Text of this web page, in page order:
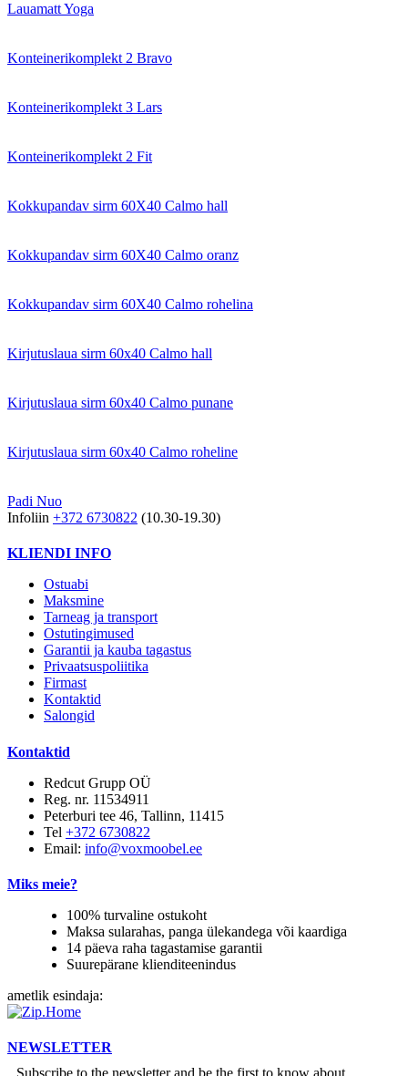
Lauamatt Yoga
Konteinerikomplekt 2 Bravo
Konteinerikomplekt 3 Lars
Konteinerikomplekt 2 Fit
Kokkupandav sirm 60X40 Calmo hall
Kokkupandav sirm 60X40 Calmo oranz
Kokkupandav sirm 60X40 Calmo rohelina
Kirjutuslaua sirm 60x40 Calmo hall
Kirjutuslaua sirm 60x40 Calmo punane
Kirjutuslaua sirm 60x40 Calmo roheline
Padi Nuo
Infoliin +372 6730822 (10.30-19.30)
KLIENDI INFO
Ostuabi
Maksmine
Tarneag ja transport
Ostutingimused
Garantii ja kauba tagastus
Privaatsuspoliitika
Firmast
Kontaktid
Salongid
Kontaktid
Redcut Grupp OÜ
Reg. nr. 11534911
Peterburi tee 46, Tallinn, 11415
Tel +372 6730822
Email: info@voxmoobel.ee
Miks meie?
100% turvaline ostukoht
Maksa sularahas, panga ülekandega või kaardiga
14 päeva raha tagastamise garantii
Suurepärane klienditeenindus
ametlik esindaja:
NEWSLETTER